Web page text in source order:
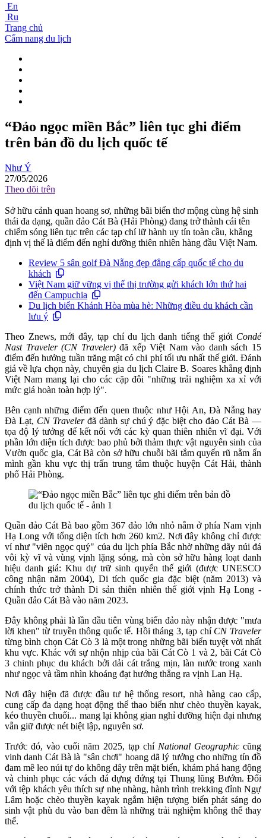
En
Ru
Trang chủ
Cẩm nang du lịch
“Đảo ngọc miền Bắc” liên tục ghi điểm
trên bản đồ du lịch quốc tế
Như Ý
27/05/2026
Theo dõi trên
Sở hữu cảnh quan hoang sơ, những bãi biển thơ mộng cùng hệ sinh
thái đa dạng, quần đảo Cát Bà (Hải Phòng) đang trở thành cái tên
chiếm sóng liên tục trên các tạp chí lữ hành uy tín toàn cầu, khẳng
định vị thế là điểm đến nghỉ dưỡng thiên nhiên hàng đầu Việt Nam.
Review 5 sân golf Đà Nẵng đẹp đẳng cấp quốc tế cho du
khách
Việt Nam giữ vững vị thế thị trường gửi khách lớn thứ hai
đến Campuchia
Du lịch biển Khánh Hòa mùa hè: Những điều du khách cần
lưu ý
Theo Znews, mới đây, tạp chí du lịch danh tiếng thế giới Condé
Nast Traveler (CN Traveler)đã xếp Việt Nam vào danh sách 15
điểm đến hưởng tuần trăng mật có chi phí tối ưu nhất thế giới. Đánh
giá về lựa chọn này, chuyên gia du lịch Claire B. Soares khẳng định
Việt Nam mang lại cho các cặp đôi "những trải nghiệm xa xỉ với
mức giá hoàn toàn hợp lý".
Bên cạnh những điểm đến quen thuộc như Hội An, Đà Nẵng hay
Đà Lạt, CN Travelerđã dành sự chú ý đặc biệt cho đảo Cát Bà —
tọa độ lý tưởng để kết nối với các kỳ quan thiên nhiên vĩ đại. Với
phần lớn diện tích được bao phủ bởi thảm thực vật nguyên sinh của
Vườn quốc gia, Cát Bà còn sở hữu chuỗi bãi tắm quyến rũ nằm ẩn
mình gần khu vực thị trấn trung tâm thuộc huyện Cát Hải, thành
phố Hải Phòng.
Quần đảo Cát Bà bao gồm 367 đảo lớn nhỏ nằm ở phía Nam vịnh
Hạ Long với tổng diện tích hơn 260 km2. Nơi đây không chỉ được
ví như "viên ngọc quý" của du lịch phía Bắc nhờ những dãy núi đá
vôi kỳ vĩ và vùng vịnh lặng sóng, mà còn sở hữu hàng loạt danh
hiệu danh giá: Khu dự trữ sinh quyển thế giới (được UNESCO
công nhận năm 2004), Di tích quốc gia đặc biệt (năm 2013) và
chính thức trở thành Di sản thiên nhiên thế giới vịnh Hạ Long -
Quần đảo Cát Bà vào năm 2023.
Đây không phải là lần đầu tiên vùng biển đảo này nhận được "mưa
lời khen" từ truyền thông quốc tế. Hồi tháng 3, tạp chí CN Traveler
từng bình chọn Cát Cò 3 là một trong những bãi biển tuyệt vời nhất
khu vực. Khác với sự nhộn nhịp của bãi Cát Cò 1 và 2, bãi Cát Cò
3 chinh phục du khách bởi dải cát trắng mịn, làn nước trong xanh
như ngọc và tầm nhìn khoáng đạt hướng thẳng ra vịnh Lan Hạ.
Nơi đây hiện đã được đầu tư hệ thống resort, nhà hàng cao cấp,
cung cấp đa dạng hoạt động thể thao biển như chèo thuyền kayak,
kéo thuyền chuối... mang lại không gian nghỉ dưỡng hiện đại nhưng
vẫn giữ được nét biệt lập, nguyên sơ.
Trước đó, vào cuối năm 2025, tạp chí National Geographiccũng
vinh danh Cát Bà là "sân chơi" hoang dã lý tưởng cho những tín đồ
đam mê leo núi tự do không dây trên mặt biển, khám phá hang động
và chinh phục các vách đá dựng đứng tại Thung lũng Bướm. Đối
với tệp khách yêu thích sự nhẹ nhàng, hành trình trekking đỉnh Ngự
Lâm hoặc chèo thuyền kayak ngắm hiện tượng biển phát sáng do
sinh vật phù du vào ban đêm là những trải nghiệm không thể thay
thế.